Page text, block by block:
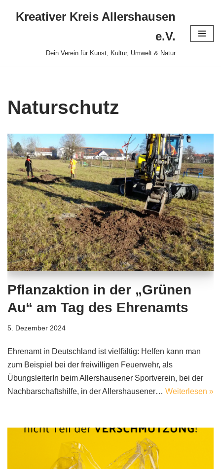
Kreativer Kreis Allershausen
e.V.
Dein Verein für Kunst, Kultur, Umwelt & Natur
Naturschutz
Pflanzaktion in der „Grünen
Au“ am Tag des Ehrenamts
5. Dezember 2024
Ehrenamt in Deutschland ist vielfältig: Helfen kann man
zum Beispiel bei der freiwilligen Feuerwehr, als
ÜbungsleiterIn beim Allershausener Sportverein, bei der
Nachbarschaftshilfe, in der Allershausener… Weiterlesen »